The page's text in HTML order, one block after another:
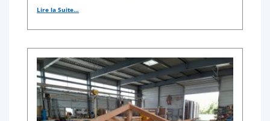
Lire la Suite…